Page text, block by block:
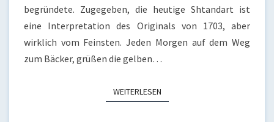
begründete. Zugegeben, die heutige Shtandart ist
eine Interpretation des Originals von 1703, aber
wirklich vom Feinsten. Jeden Morgen auf dem Weg
zum Bäcker, grüßen die gelben…
WEITERLESENWEITERLESEN